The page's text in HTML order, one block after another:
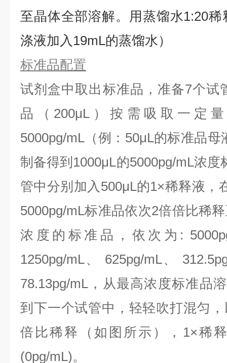
⾄晶体全部溶解。用蒸馏水1:20
涤液加入19mL的蒸馏水）
标准品配置
试剂盒中取出标准品，准备7个试
品（200μL）按需吸取一定
5000pg/mL（例：50μL的标准品
制备得到1000μL的5000pg/mL浓
管中分别加入500μL的1×稀释液，
5000pg/mL标准品依次2倍倍比稀
浓度的标准品，依次为:
1250pg/mL、 625pg/mL、
78.13pg/mL， 从最高浓度标准品
到下一个试管中，轻轻吹打混匀
倍比稀释（如图所示），1×稀
(0pg/mL)。